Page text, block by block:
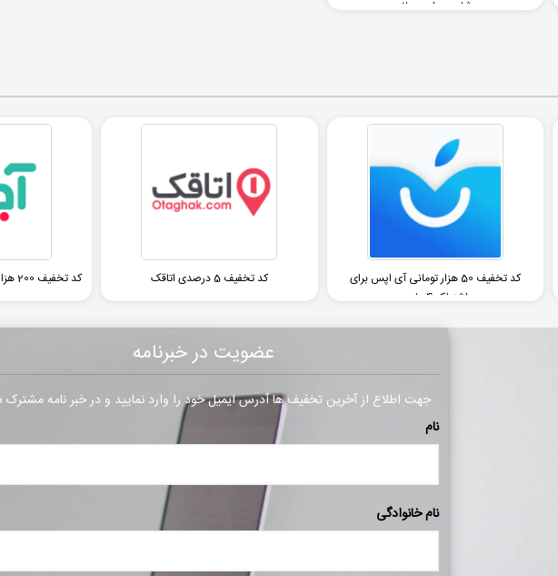
مشاوره روان درمانی
کد تخفیف 50 هزار تومانی آی اپس برای
اشتراک 4 ماهه
کد تخفیف 5 درصدی اتاقک
کد
عضویت در خبرنامه
جهت اطلاع از آخرین تخفیف ها آدرس ایمیل خود را وارد نمایید و در خبر نامه مشترک
نام
نام خانوادگی